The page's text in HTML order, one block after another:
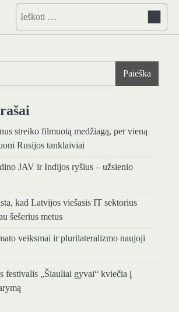
Ieškoti:
Paieška
streiko filmuotą medžiagą, per vieną
Rusijos tanklaiviai
JAV ir Indijos ryšius – užsienio
kad Latvijos viešasis IT sektorius
šešerius metus
veiksmai ir plurilateralizmo naujoji
festivalis „Šiauliai gyvai“ kviečia į